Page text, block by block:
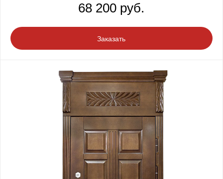
68 200 руб.
Заказать